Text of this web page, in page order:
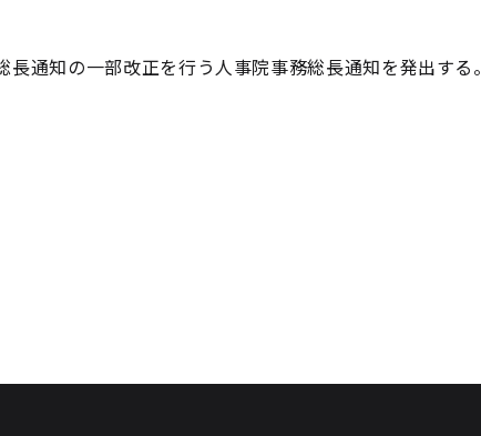
知の一部改正を行う人事院事務総長通知を発出する。